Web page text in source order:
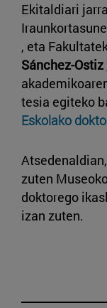
Ekitaldiari
, eta
Sánchez-Ostiz
tesia egiteko
Eskolako
zuten
doktorego
izan zuten.